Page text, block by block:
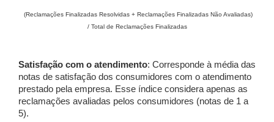
(Reclamações Finalizadas Resolvidas + Reclamações Finalizadas Não Avaliadas)
/ Total de Reclamações Finalizadas
Satisfação com o atendimento: Corresponde à média das
notas de satisfação dos consumidores com o atendimento
prestado pela empresa. Esse índice considera apenas as
reclamações avaliadas pelos consumidores (notas de 1 a
5).